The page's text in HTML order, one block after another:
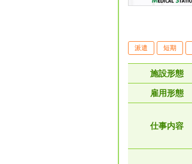
派遣 短期
施設形態
雇用形態
仕事内容